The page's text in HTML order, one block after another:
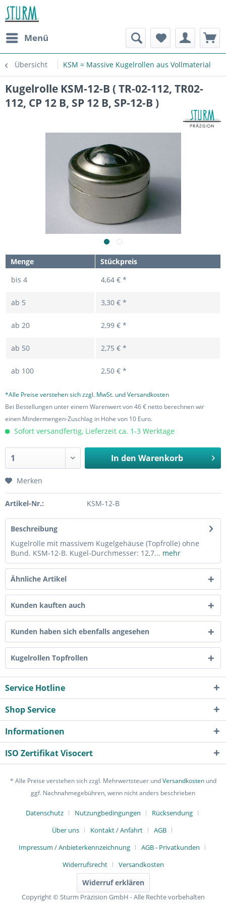
Menü
Übersicht KSM = Massive Kugelrollen aus Vollmaterial
Kugelrolle KSM-12-B ( TR-02-112, TR02-
112, CP 12 B, SP 12 B, SP-12-B )
Menge
Stückpreis
bis 4 4,64 € *
ab 5 3,30 € *
ab 20 2,99 € *
ab 50 2,75 € *
ab 100 2,50 € *
*Alle Preise verstehen sich zzgl. MwSt. und Versandkosten
Bei Bestellungen unter einem Warenwert von 46 € netto berechnen wir
einen Mindermengen-Zuschlag in Höhe von 10 Euro.
Sofort versandfertig, Lieferzeit ca. 1-3 Werktage
In den Warenkorb
Merken
Artikel-Nr.: KSM-12-B
Beschreibung
Kugelrolle mit massivem Kugelgehäuse (Topfrolle) ohne
Bund. KSM-12-B. Kugel-Durchmesser: 12,7... mehr
Ähnliche Artikel
Kunden kauften auch
Kunden haben sich ebenfalls angesehen
Kugelrollen Topfrollen
Service Hotline
Shop Service
Informationen
ISO Zertifikat Visocert
* Alle Preise verstehen sich zzgl. Mehrwertsteuer undVersandkostenund
ggf. Nachnahmegebühren, wenn nicht anders beschrieben
Datenschutz Nutzungbedingungen
Rücksendung
Über uns
Kontakt / Anfahrt
AGB
Impressum / Anbieterkennzeichnung
AGB - Privatkunden
Widerrufsrecht
Versandkosten
Widerruf erklären
Copyright © Sturm Präzision GmbH - Alle Rechte vorbehalten